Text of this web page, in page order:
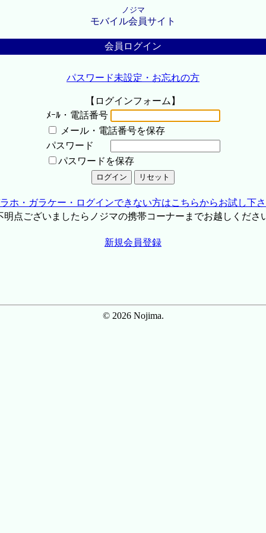
ノジマ
モバイル会員サイト
会員ログイン
パスワード未設定・お忘れの方
【ログインフォーム】
ﾒｰﾙ・電話番号
メール・電話番号を保存
パスワード
パスワードを保存
ホ・ガラケー・ログインできない方はこちらからお試し下
点ございましたらノジマの携帯コーナーまでお越しくださ
新規会員登録
© 2026 Nojima.